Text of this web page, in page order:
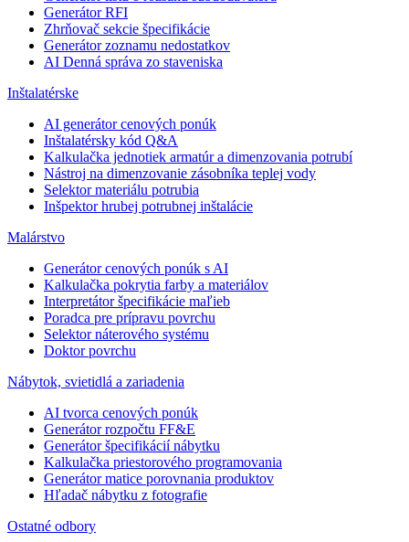
Generátor RFI
Zhrňovač sekcie špecifikácie
Generátor zoznamu nedostatkov
AI Denná správa zo staveniska
Inštalatérske
AI generátor cenových ponúk
Inštalatérsky kód Q&A
Kalkulačka jednotiek armatúr a dimenzovania potrubí
Nástroj na dimenzovanie zásobníka teplej vody
Selektor materiálu potrubia
Inšpektor hrubej potrubnej inštalácie
Malárstvo
Generátor cenových ponúk s AI
Kalkulačka pokrytia farby a materiálov
Interpretátor špecifikácie maľieb
Poradca pre prípravu povrchu
Selektor náterového systému
Doktor povrchu
Nábytok, svietidlá a zariadenia
AI tvorca cenových ponúk
Generátor rozpočtu FF&E
Generátor špecifikácií nábytku
Kalkulačka priestorového programovania
Generátor matice porovnania produktov
Hľadač nábytku z fotografie
Ostatné odbory